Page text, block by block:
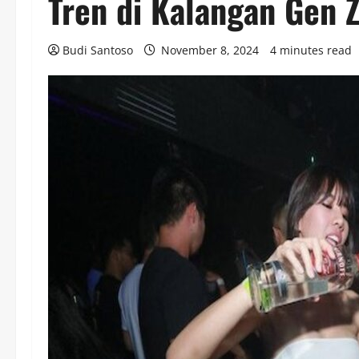
Budi Santoso November 8, 2024 4 minutes read